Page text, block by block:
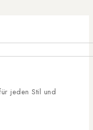
jeden Stil und